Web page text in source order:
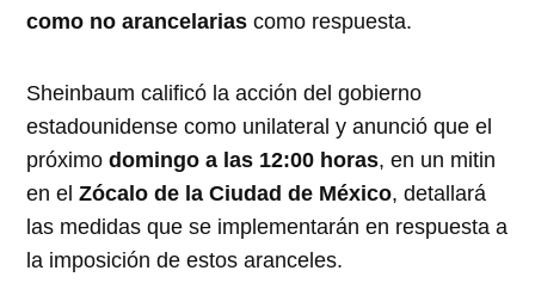
como no arancelariascomo respuesta.
Sheinbaum calificó la acción del gobierno
estadounidense como unilateral y anunció que el
próximodomingo a las 12:00 horas, en un mitin
en el Zócalo de la Ciudad de México, detallará
las medidas que se implementarán en respuesta a
la imposición de estos aranceles.